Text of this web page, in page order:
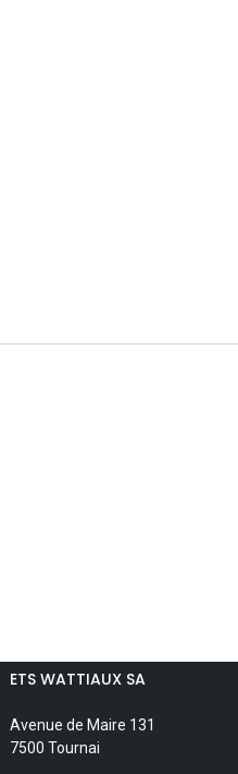
ETS WATTIAUX SA
Avenue de Maire 131
7500 Tournai